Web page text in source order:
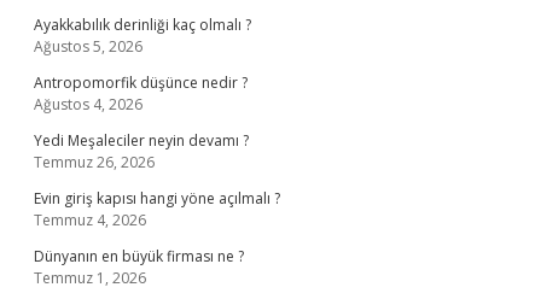
Ayakkabılık derinliği kaç olmalı ?
Ağustos 5, 2026
Antropomorfik düşünce nedir ?
Ağustos 4, 2026
Yedi Meşaleciler neyin devamı ?
Temmuz 26, 2026
Evin giriş kapısı hangi yöne açılmalı ?
Temmuz 4, 2026
Dünyanın en büyük firması ne ?
Temmuz 1, 2026